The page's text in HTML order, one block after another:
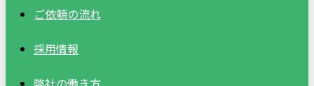
ご依頼の流れ
採用情報